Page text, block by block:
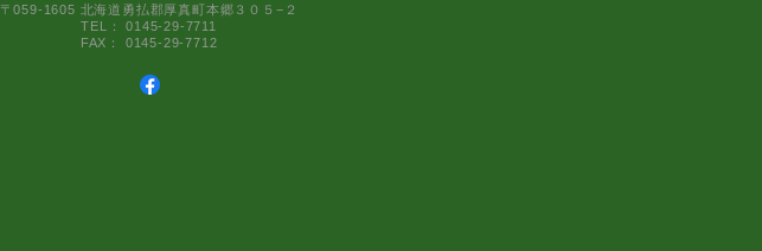
〒059-1605 北海道勇払郡厚真町本郷３０５−２
TEL： 0145-29-7711
FAX： 0145-29-7712